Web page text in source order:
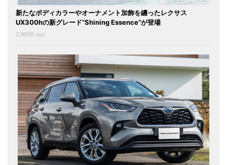
新たなボディカラーやオーナメント加飾を纏ったレクサス
UX300hの新グレード“Shining Essence”が登場
23時間 ago